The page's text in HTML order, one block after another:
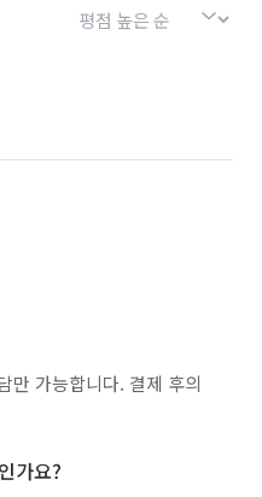
만 가능합니다. 결제 후의
가요?